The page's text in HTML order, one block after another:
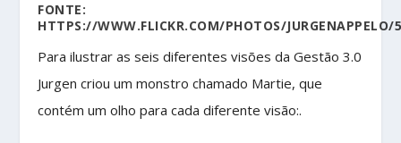
FONTE:
HTTPS://WWW.FLICKR.COM/PHOTOS/
Para ilustrar as seis diferentes visões da Gestão 3.0
Jurgen criou um monstro chamado Martie, que
contém um olho para cada diferente visão:.